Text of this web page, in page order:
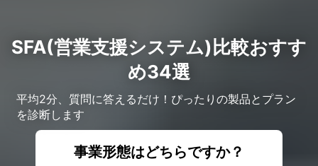
SFA(営業支援システム)比較おすす
め34選
平均2分、質問に答えるだけ！ぴったりの製品とプラン
を診断します
事業形態はどちらですか？